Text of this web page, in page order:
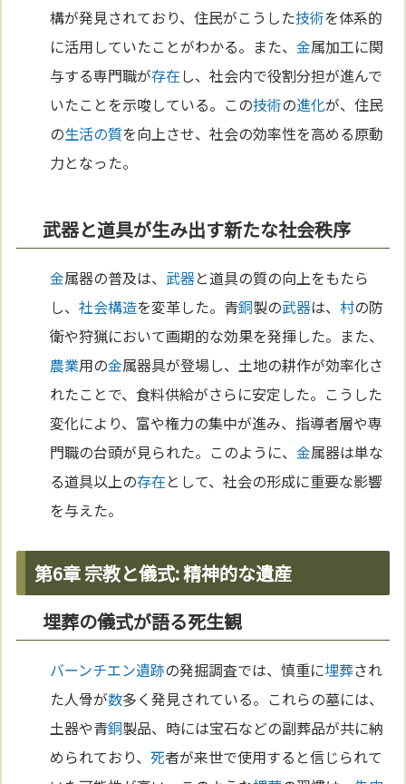
構が発見されており、住民がこうした技術を体系的
に活用していたことがわかる。また、金属加工に関
与する専門職が存在し、社会内で役割分担が進んで
いたことを示唆している。この技術の進化が、住民
の生活の質を向上させ、社会の効率性を高める原動
力となった。
武器と道具が生み出す新たな社会秩序
金属器の普及は、 武器と道具の質の向上をもたら
し、社会構造を変革した。青銅製の武器は、村の防
衛や狩猟において画期的な効果を発揮した。また、
農業用の金属器具が登場し、土地の耕作が効率化さ
れたことで、食料供給がさらに安定した。こうした
変化により、富や権力の集中が進み、指導者層や専
門職の台頭が見られた。このように、金属器は単な
る道具以上の存在として、社会の形成に重要な影響
を与えた。
第6章 宗教と儀式: 精神的な遺産
埋葬の儀式が語る死生観
バーンチエン遺跡の発掘調査では、慎重に埋葬され
た人骨が数多く発見されている。これらの墓には、
土器や青銅製品、時には宝石などの副葬品が共に納
められており、死者が来世で使用すると信じられて